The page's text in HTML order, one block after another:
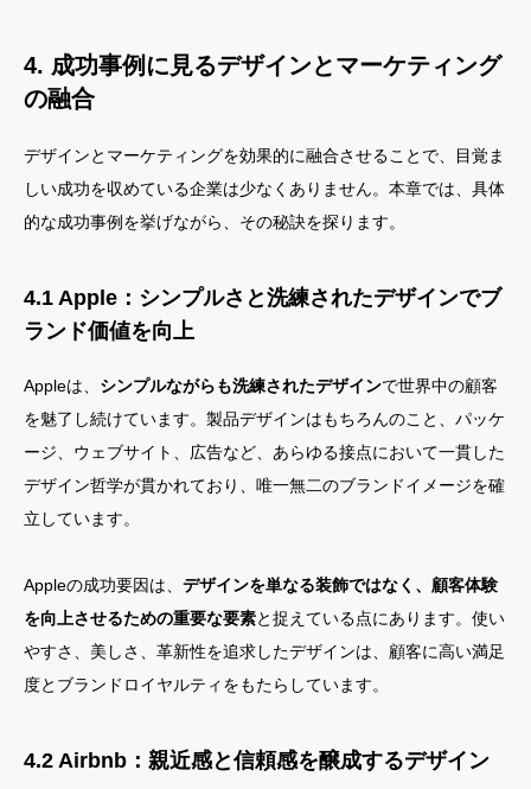
4. 成功事例に見るデザインとマーケティング
の融合
デザインとマーケティングを効果的に融合させることで、目覚ま
しい成功を収めている企業は少なくありません。本章では、具体
的な成功事例を挙げながら、その秘訣を探ります。
4.1 Apple：シンプルさと洗練されたデザインでブ
ランド価値を向上
Appleは、 シンプルながらも洗練されたデザインで世界中の顧客
を魅了し続けています。製品デザインはもちろんのこと、パッケ
ージ、ウェブサイト、広告など、あらゆる接点において一貫した
デザイン哲学が貫かれており、唯一無二のブランドイメージを確
立しています。
Appleの成功要因は、 デザインを単なる装飾ではなく、顧客体験
を向上させるための重要な要素と捉えている点にあります。使い
やすさ、美しさ、革新性を追求したデザインは、顧客に高い満足
度とブランドロイヤルティをもたらしています。
4.2 Airbnb：親近感と信頼感を醸成するデザイン